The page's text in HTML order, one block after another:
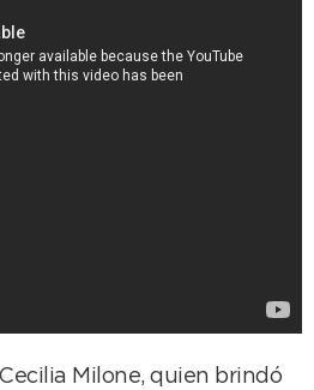
Milone, quien brindó